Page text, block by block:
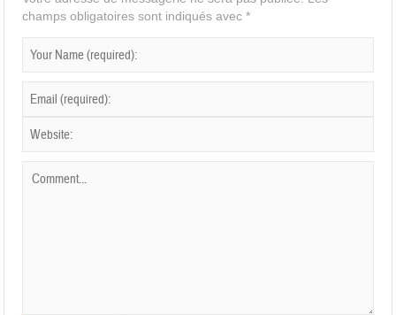
champs obligatoires sont indiqués avec*